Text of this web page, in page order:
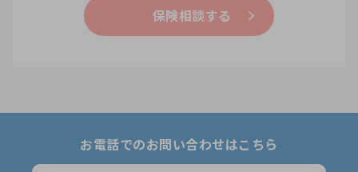
保険相談する
お電話でのお問い合わせはこちら